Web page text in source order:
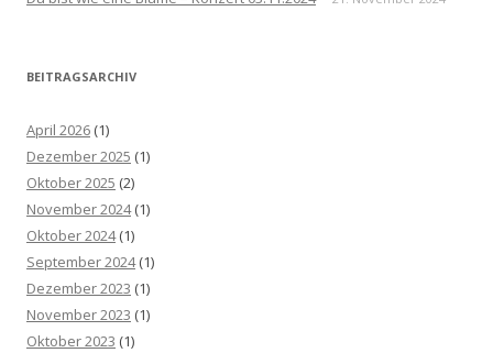
BEITRAGSARCHIV
April 2026 (1)
Dezember 2025 (1)
Oktober 2025 (2)
November 2024(1)
Oktober 2024(1)
September 2024(1)
Dezember 2023 (1)
November 2023 (1)
Oktober 2023 (1)